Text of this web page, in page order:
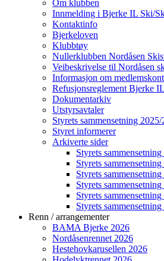
Om klubben
Innmelding i Bjerke IL Ski/
Kontaktinfo
Bjerkeloven
Klubbtøy
Nullerklubben Nordåsen
Veibeskrivelse til Nordåsen
Informasjon om
Refusjonsreglement Bjerke
Dokumentarkiv
Utstyrsavtaler
Styrets sammensetning 2025/
Styret informerer
Arkiverte sider
Styrets
Styrets
Styrets
Styrets
Styrets
Styrets
Renn / arrangementer
BAMA Bjerke 2026
Nordåsenrennet 2026
Hestehovkarusellen 2026